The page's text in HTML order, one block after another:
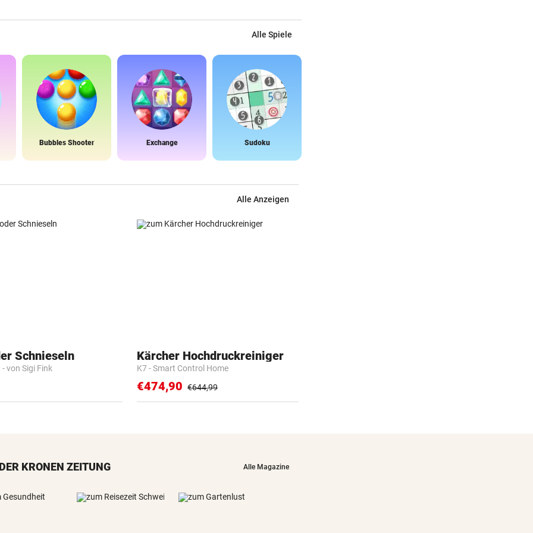
Alle Spiele
Bubbles Shooter Exchange Sudoku
Alle Anzeigen
Schnieseln
von Sigi Fink
Kärcher Hochdruckreiniger
K7 - Smart Control Home
€474,90 €644,99
KRONEN ZEITUNG Alle Magazine